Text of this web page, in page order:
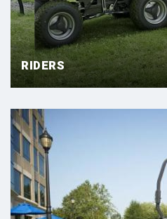
RIDERS